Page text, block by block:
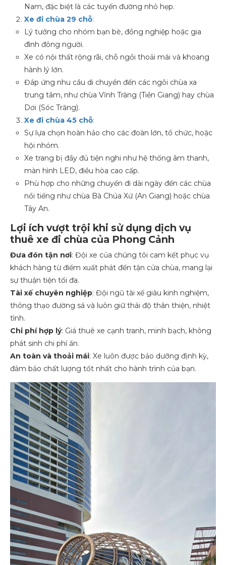
Nam, đặc biệt là các tuyến đường nhỏ hẹp.
Xe đi chùa 29 chỗ:
Lý tưởng cho nhóm bạn bè, đồng nghiệp hoặc gia
đình đông người.
Xe có nội thất rộng rãi, chỗ ngồi thoải mái và khoang
hành lý lớn.
Đáp ứng nhu cầu di chuyển đến các ngôi chùa xa
trung tâm, như chùa Vĩnh Tràng (Tiền Giang) hay chùa
Dơi (Sóc Trăng).
Xe đi chùa 45 chỗ:
Sự lựa chọn hoàn hảo cho các đoàn lớn, tổ chức, hoặc
hội nhóm.
Xe trang bị đầy đủ tiện nghi như hệ thống âm thanh,
màn hình LED, điều hòa cao cấp.
Phù hợp cho những chuyến đi dài ngày đến các chùa
nổi tiếng như chùa Bà Chúa Xứ (An Giang) hoặc chùa
Tây An.
Lợi ích vượt trội khi sử dụng dịch vụ
thuê xe đi chùa của Phong Cảnh
Đưa đón tận nơi: Đội xe của chúng tôi cam kết phục vụ
khách hàng từ điểm xuất phát đến tận cửa chùa, mang lại
sự thuận tiện tối đa.
Tài xế chuyên nghiệp: Đội ngũ tài xế giàu kinh nghiệm,
thông thạo đường sá và luôn giữ thái độ thân thiện, nhiệt
tình.
Chi phí hợp lý: Giá thuê xe cạnh tranh, minh bạch, không
phát sinh chi phí ẩn.
An toàn và thoải mái: Xe luôn được bảo dưỡng định kỳ,
đảm bảo chất lượng tốt nhất cho hành trình của bạn.